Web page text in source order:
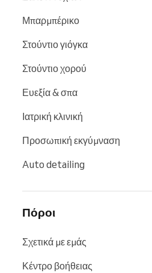
Μπαρμπέρικο
Στούντιο γιόγκα
Στούντιο χορού
Ευεξία & σπα
Ιατρική κλινική
Προσωπική εκγύμναση
Auto detailing
Πόροι
Σχετικά με εμάς
Κέντρο βοήθειας